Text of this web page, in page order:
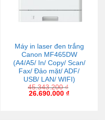
Máy in laser đen trắng
Canon MF465DW
(A4/A5/ In/ Copy/ Scan/
Fax/ Đảo mặt/ ADF/
USB/ LAN/ WIFI)
45.343.200₫
26.690.000 ₫